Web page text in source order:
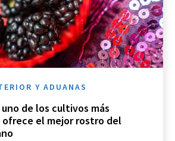
Y ADUANAS
de los cultivos más
el mejor rostro del